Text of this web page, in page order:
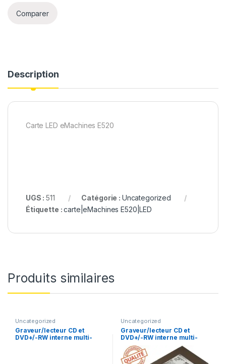
Comparer
Description
Carte LED eMachines E520
UGS :511 Catégorie : Uncategorized
Étiquette :carte|eMachines E520|LED
Produits similaires
Uncategorized
Graveur/lecteur CD et
DVD+/-RW interne multi-
Uncategorized
Graveur/lecteur CD et
DVD+/-RW interne multi-
recorder portable UJ-850